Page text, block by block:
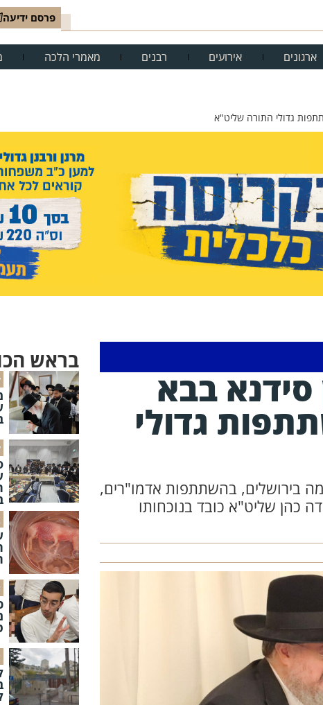
פרסם ידיעה
ארגונים אירועים רבנים מאמרי הלכה
גדולי התורה שליט"א
סידנא בבא
גדולי
בירושלים, בהשתתפות אדמו"רים,
כהן שליט"א כובד בנוכחותו
בראש